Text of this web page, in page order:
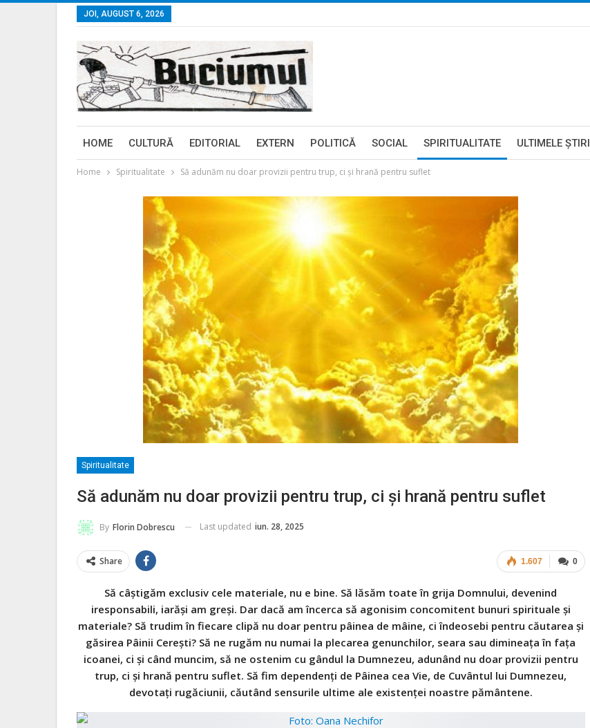
JOI, AUGUST 6, 2026
HOME CULTURĂ EDITORIAL EXTERN POLITICĂ SOCIAL SPIRITUALITATE ULTIMELE ŞTIRI
Home Spiritualitate Să adunăm nu doar provizii pentru trup, ci şi hrană pentru suflet
Spiritualitate
Să adunăm nu doar provizii pentru trup, ci şi hrană pentru suflet
By Florin Dobrescu Last updated iun. 28, 2025
0
1.607
Share
Să câștigăm exclusiv cele materiale, nu e bine. Să lăsăm toate în grija Domnului, devenind
iresponsabili, iarăși am greși. Dar dacă am încerca să agonisim concomitent bunuri spirituale și
materiale? Să trudim în fiecare clipă nu doar pentru pâinea de mâine, ci îndeosebi pentru căutarea și
găsirea Pâinii Cerești? Să ne rugăm nu numai la plecarea genunchilor, seara sau dimineața în fața
icoanei, ci și când muncim, să ne ostenim cu gândul la Dumnezeu, adunând nu doar provizii pentru
trup, ci şi hrană pentru suflet. Să fim dependenți de Pâinea cea Vie, de Cuvântul lui Dumnezeu,
devotați rugăciunii, căutând sensurile ultime ale existenței noastre pământene.